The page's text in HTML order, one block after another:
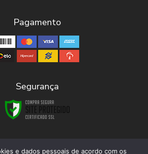
Pagamento
Segurança
e dados pessoais de acordo com os